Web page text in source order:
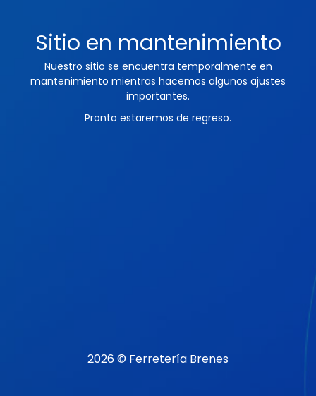
Sitio en mantenimiento
Nuestro sitio se encuentra temporalmente en
mantenimiento mientras hacemos algunos ajustes
importantes.
Pronto estaremos de regreso.
2026 © Ferretería Brenes